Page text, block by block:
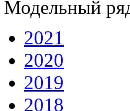
Модельный
2021
2020
2019
2018